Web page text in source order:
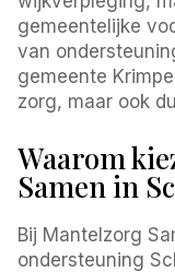
gemeentelijke
van
gemeente
zorg, maar ook
Waarom
Samen in
Bij Mantelzorg
ondersteuning